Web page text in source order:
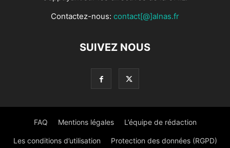
Contactez-nous: contact[@]alnas.fr
SUIVEZ NOUS
FAQ Mentions légales L’équipe de rédaction
Les conditions d’utilisation Protection des données (RGPD)